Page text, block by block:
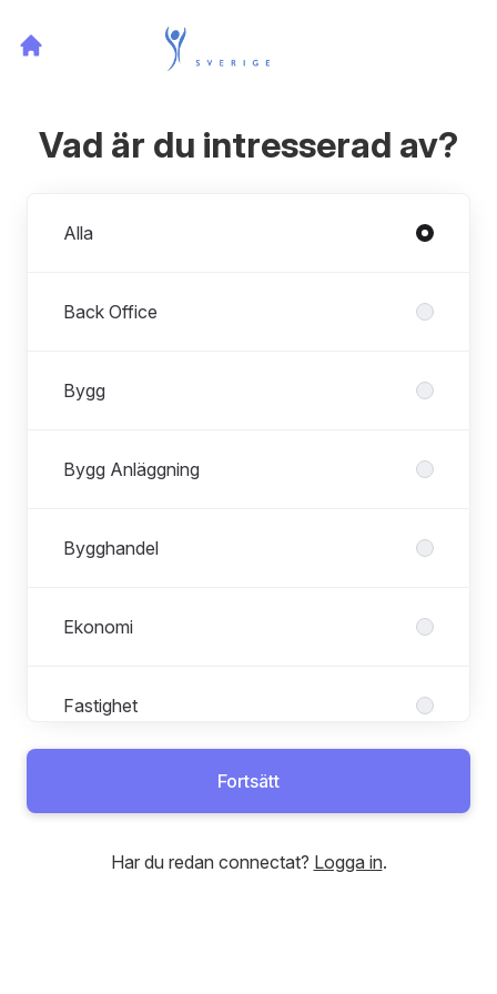
Vad är du intresserad av?
Alla
Back Office
Bygg
Bygg Anläggning
Bygghandel
Ekonomi
Fastighet
Fortsätt
Har du redan connectat? Logga in.